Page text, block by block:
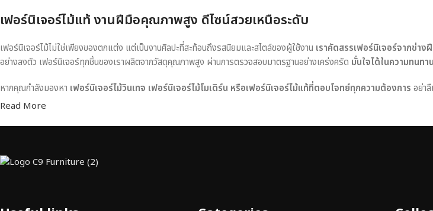
เฟอร์นิเจอร์ไม้แท้ งานฝีมือคุณภาพสูง ดีไซน์สวยเหนือระดับ
เฟอร์นิเจอร์ไม้ไม่ใช่เพียงของตกแต่ง แต่เป็นงานศิลปะที่สะท้อนถึงรสนิยมและสไตล์ของผู้ใช้งาน เราคัดสรรเฟอร์นิเจอร์จากช่า
อย่างลงตัว เฟอร์นิเจอร์ทุกชิ้นของเราผลิตจากวัสดุคุณภาพสูง ผ่านการตรวจสอบมาตรฐานอย่างเคร่งครัด มั่นใจได้ในความทนท
หากคุณกำลังมองหา เฟอร์นิเจอร์ไม้วินเทจ เฟอร์นิเจอร์ไม้โมเดิร์น หรือเฟอร์นิเจอร์ไม้แท้ที่ตอบโจทย์ทุกความต้องการ อย่า
Read More